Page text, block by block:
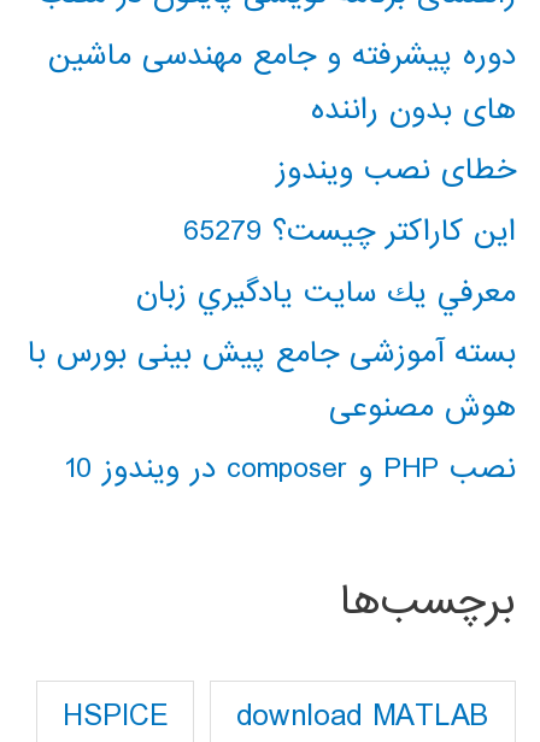
دوره پیشرفته و جامع مهندسی ماشین
های بدون راننده
خطای نصب ویندوز
این کاراکتر چیست؟ 65279
معرفي يك سايت يادگيري زبان
بسته آموزشی جامع پیش بینی بورس با
هوش مصنوعی
نصب PHP و composer در ویندوز 10
برچسب‌ها
download MATLAB
HSPICE